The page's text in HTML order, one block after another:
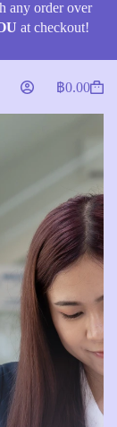
any order over
at checkout!
Shopping
฿0.00